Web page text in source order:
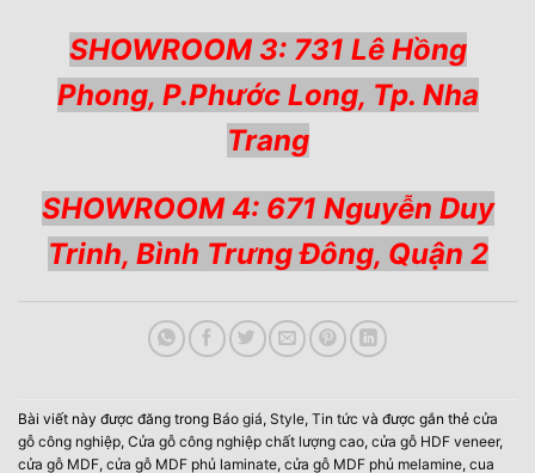
SHOWROOM 3: 731 Lê Hồng
Phong, P.Phước Long, Tp. Nha
Trang
SHOWROOM 4: 671 Nguyễn Duy
Trinh, Bình Trưng Đông, Quận 2
Bài viết này được đăng trong Báo giá, Style, Tin tức và được gắn thẻ cửa
gỗ công nghiệp, Cửa gỗ công nghiệp chất lượng cao, cửa gỗ HDF veneer,
cửa gỗ MDF, cửa gỗ MDF phủ laminate, cửa gỗ MDF phủ melamine, cua